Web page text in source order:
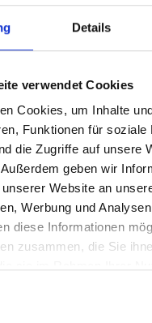
Details
verwendet Cookies
Cookies, um Inhalte
Funktionen für soziale
die Zugriffe auf unsere
geben wir
Website an
Werbung und
diese Informationen
zusammen, die Sie